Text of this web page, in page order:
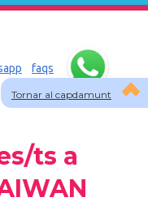
Tornar al capdamunt
faqs
ts a